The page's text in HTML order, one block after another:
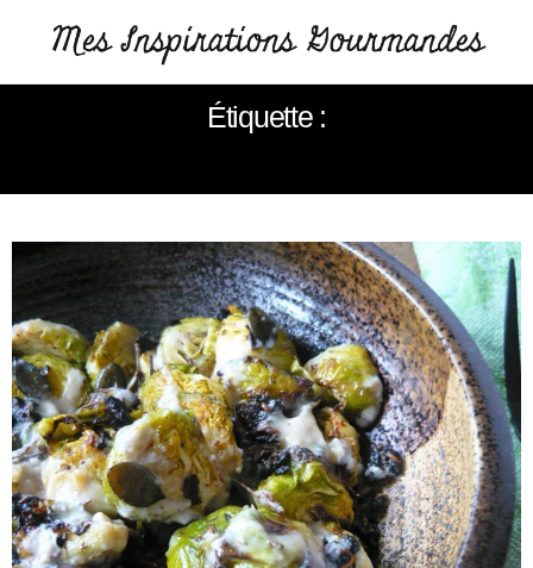
Étiquette :